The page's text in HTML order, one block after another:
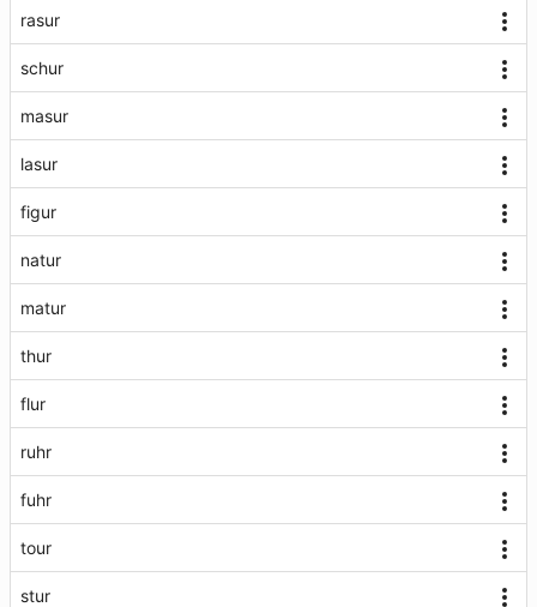
rasur
schur
masur
lasur
figur
natur
matur
thur
flur
ruhr
fuhr
tour
stur